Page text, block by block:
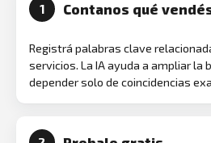
1 Contanos qué
Registrá palabras clave
servicios. La IA ayuda a ampliar la
depender solo de coincidencias